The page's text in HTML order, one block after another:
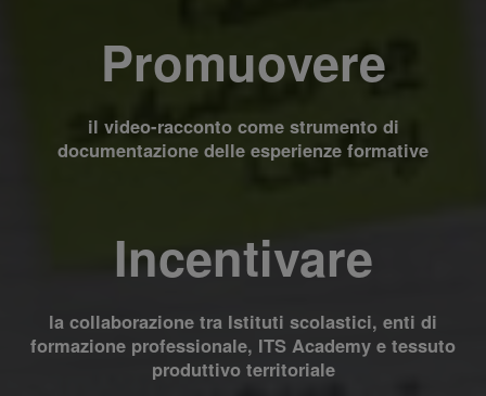
Promuovere
il video-racconto come strumento di
documentazione delle esperienze formative
Incentivare
la collaborazione tra Istituti scolastici, enti di
formazione professionale, ITS Academy e tessuto
produttivo territoriale